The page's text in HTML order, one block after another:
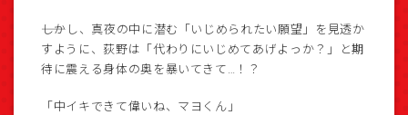
――しかし、真夜の中に潜む「いじめられたい願望」を見透か
すように、荻野は「代わりにいじめてあげよっか？」と期
待に震える身体の奥を暴いてきて…！？
「中イキできて偉いね、マヨくん」